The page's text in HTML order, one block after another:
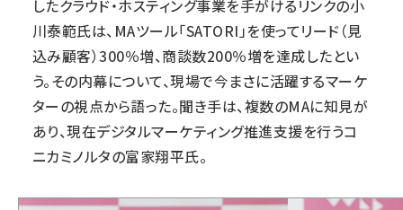
したクラウド・ホスティング事業を手がけるリンクの小
川泰範氏は、MAツール「SATORI 」を使ってリード（見
込み顧客）300％増、商談数200％増を達成したとい
う。その内幕について、現場で今まさに活躍するマーケ
ターの視点から語った。聞き手は、複数のMAに知見が
あり、現在デジタルマーケティング推進支援を行うコ
ニカミノルタの富家翔平氏。